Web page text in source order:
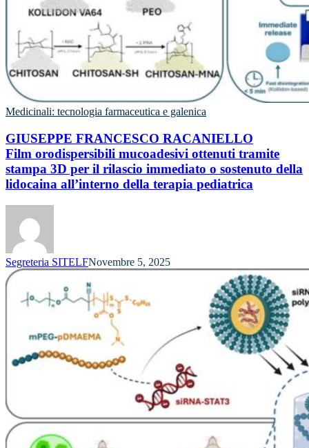
Medicinali: tecnologia farmaceutica e galenica
GIUSEPPE FRANCESCO RACANIELLO
Film orodispersibili mucoadesivi ottenuti tramite
stampa 3D per il rilascio immediato o sostenuto della
lidocaina all’interno della terapia pediatrica
Segreteria SITELFNovembre 5, 2025